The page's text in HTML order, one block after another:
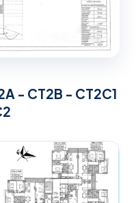
- CT2B - CT2C1